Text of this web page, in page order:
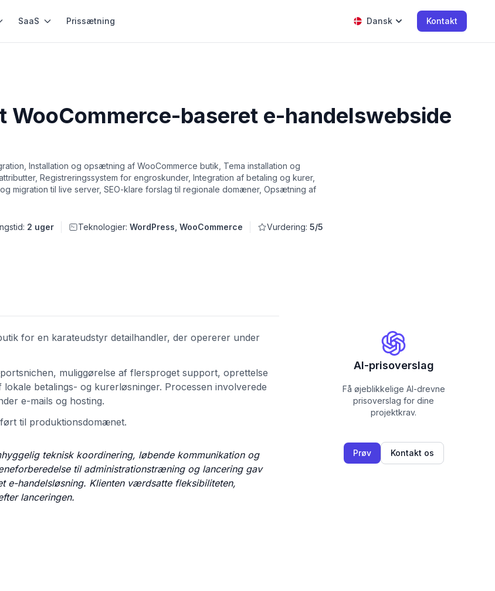
SaaS Prissætning Dansk Kontakt
baseret e-handelswebside
Installation og opsætning af WooCommerce butik, Tema installation og
Registreringssystem for engroskunder, Integration af betaling og kurer,
migration til live server, SEO-klare forslag til regionale domæner, Opsætning af
2 uger Teknologier: WordPress, WooCommerce Vurdering: 5/5
for en karateudstyr detailhandler, der opererer under
muliggørelse af flersproget support, oprettelse
betalings- og kurerløsninger. Processen involverede
e-mails og hosting.
til produktionsdomænet.
teknisk koordinering, løbende kommunikation og
til administrationstræning og lancering gav
e-handelsløsning. Klienten værdsatte fleksibiliteten,
lanceringen.
AI-prisoverslag
Få øjeblikkelige AI-drevne
prisoverslag for dine
projektkrav.
Prøv Kontakt os